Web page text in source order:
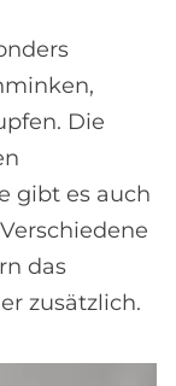
Die
gibt es auch
das
zusätzlich.